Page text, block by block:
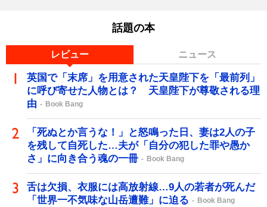
話題の本
レビュー ニュース
英国で「末席」を用意された天皇陛下を「最前列」
に呼び寄せた人物とは？ 天皇陛下が尊敬される理
由
Book Bang
「死ぬとか言うな！」と怒鳴った日、妻は2人の子
を残して自死した…夫が「自分の犯した罪や愚か
さ」に向き合う魂の一冊
Book Bang
舌は欠損、衣服には高放射線…9人の若者が死んだ
「世界一不気味な山岳遭難」に迫る
Book Bang